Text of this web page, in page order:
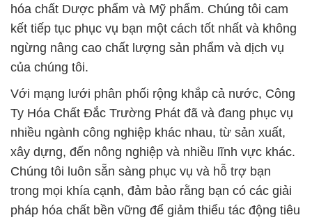
hóa chất Dược phẩm và Mỹ phẩm. Chúng tôi cam
kết tiếp tục phục vụ bạn một cách tốt nhất và không
ngừng nâng cao chất lượng sản phẩm và dịch vụ
của chúng tôi.
Với mạng lưới phân phối rộng khắp cả nước, Công
Ty Hóa Chất Đắc Trường Phát đã và đang phục vụ
nhiều ngành công nghiệp khác nhau, từ sản xuất,
xây dựng, đến nông nghiệp và nhiều lĩnh vực khác.
Chúng tôi luôn sẵn sàng phục vụ và hỗ trợ bạn
trong mọi khía cạnh, đảm bảo rằng bạn có các giải
pháp hóa chất bền vững để giảm thiểu tác động tiêu